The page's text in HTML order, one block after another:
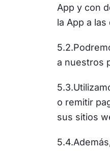
App y con
la App a
a nuestros
o remitir
sus sitios